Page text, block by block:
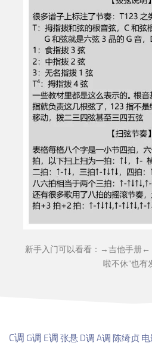
新手入门可以看看：→吉他手册←
啦不休”也有
C调 G调 E调 张悬 D调 A调 陈绮贞